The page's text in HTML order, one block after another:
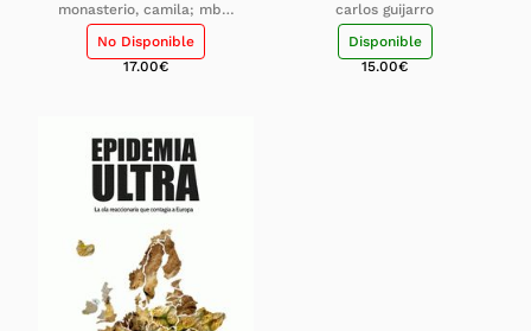
monasterio, camila; mba,
lydia
No Disponible
17.00€
carlos guijarro
Disponible
15.00€